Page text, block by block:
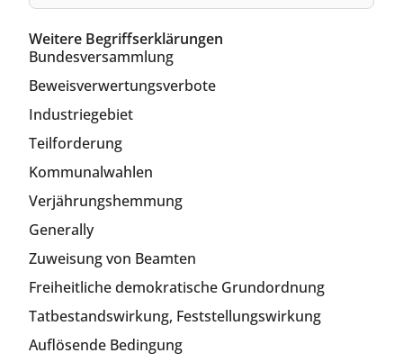
Weitere Begriffserklärungen
Bundesversammlung
Beweisverwertungsverbote
Industriegebiet
Teilforderung
Kommunalwahlen
Verjährungshemmung
Generally
Zuweisung von Beamten
Freiheitliche demokratische Grundordnung
Tatbestandswirkung, Feststellungswirkung
Auflösende Bedingung